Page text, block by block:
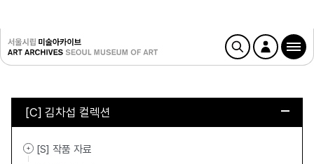
[C] 김차섭 컬렉션
[S] 작품 자료